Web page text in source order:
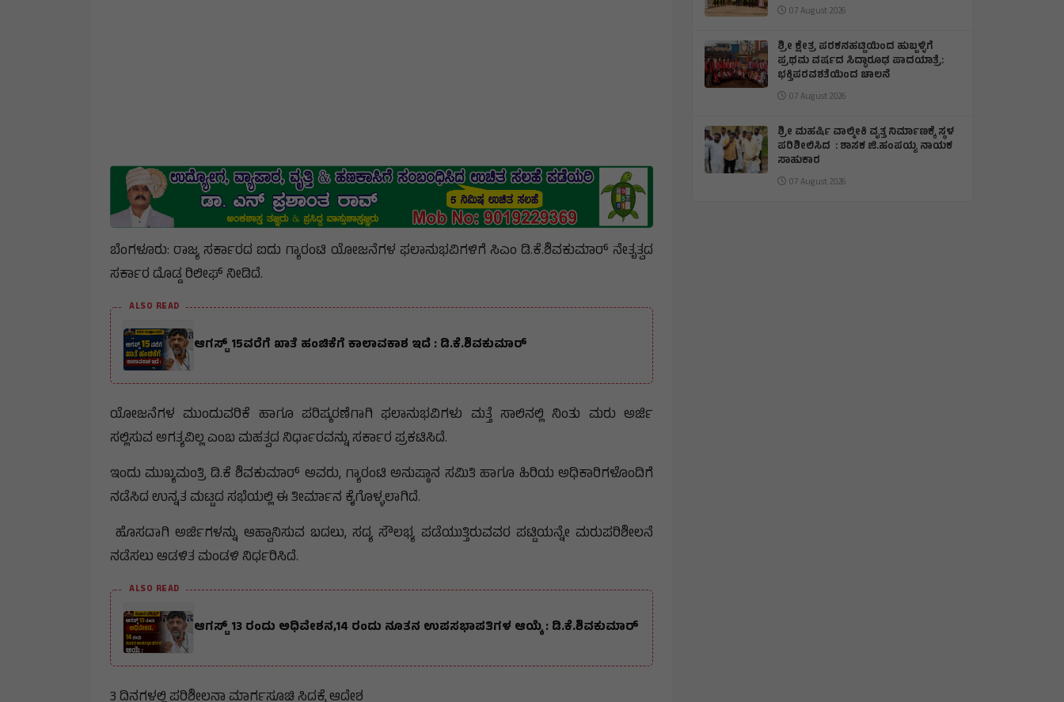
ಬೆಂಗಳೂರು: ರಾಜ್ಯ ಸರ್ಕಾರದ ಐದು ಗ್ಯಾರಂಟಿ ಯೋಜನೆಗಳ ಫಲಾನುಭವಿಗಳಿಗೆ ಸಿಎಂ ಡಿ.ಕೆ.ಶಿವಕುಮಾರ್ ನೇತೃತ್ವದ
ಸರ್ಕಾರ ದೊಡ್ಡ ರಿಲೀಫ್ ನೀಡಿದೆ.
ALSO READ
ಆಗಸ್ಟ್ 15ವರೆಗೆ ಖಾತೆ ಹಂಚಿಕೆಗೆ ಕಾಲಾವಕಾಶ ಇದೆ : ಡಿ.ಕೆ.ಶಿವಕುಮಾರ್
ಯೋಜನೆಗಳ ಮುಂದುವರಿಕೆ ಹಾಗೂ ಪರಿಷ್ಕರಣೆಗಾಗಿ ಫಲಾನುಭವಿಗಳು ಮತ್ತೆ ಸಾಲಿನಲ್ಲಿ ನಿಂತು ಮರು ಅರ್ಜಿ
ಸಲ್ಲಿಸುವ ಅಗತ್ಯವಿಲ್ಲ ಎಂಬ ಮಹತ್ವದ ನಿರ್ಧಾರವನ್ನು ಸರ್ಕಾರ ಪ್ರಕಟಿಸಿದೆ.
ಇಂದು ಮುಖ್ಯಮಂತ್ರಿ ಡಿ.ಕೆ ಶಿವಕುಮಾರ್ ಅವರು, ಗ್ಯಾರಂಟಿ ಅನುಷ್ಠಾನ ಸಮಿತಿ ಹಾಗೂ ಹಿರಿಯ ಅಧಿಕಾರಿಗಳೊಂದಿಗೆ
ನಡೆಸಿದ ಉನ್ನತ ಮಟ್ಟದ ಸಭೆಯಲ್ಲಿ ಈ ತೀರ್ಮಾನ ಕೈಗೊಳ್ಳಲಾಗಿದೆ.
ಹೊಸದಾಗಿ ಅರ್ಜಿಗಳನ್ನು ಆಹ್ವಾನಿಸುವ ಬದಲು, ಸದ್ಯ ಸೌಲಭ್ಯ ಪಡೆಯುತ್ತಿರುವವರ ಪಟ್ಟಿಯನ್ನೇ ಮರುಪರಿಶೀಲನೆ
ನಡೆಸಲು ಆಡಳಿತ ಮಂಡಳಿ ನಿರ್ಧರಿಸಿದೆ.
ALSO READ
ಆಗಸ್ಟ್ 13 ರಂದು ಅಧಿವೇಶನ,14 ರಂದು ನೂತನ ಉಪಸಭಾಪತಿಗಳ ಆಯ್ಕೆ : ಡಿ.ಕೆ.ಶಿವಕುಮಾರ್
07 August 2026
​ಶ್ರೀ ಕ್ಷೇತ್ರ ಪರಕನಹಟ್ಟಿಯಿಂದ ಹುಬ್ಬಳ್ಳಿಗೆ
ಪ್ರಥಮ ವರ್ಷದ ಸಿದ್ಧಾರೂಢ ಪಾದಯಾತ್ರೆ:
ಭಕ್ತಿಪರವಶತೆಯಿಂದ ಚಾಲನೆ
07 August 2026
ಶ್ರೀ ಮಹರ್ಷಿ ವಾಲ್ಮೀಕಿ ವೃತ್ತ ನಿರ್ಮಾಣಕ್ಕೆ ಸ್ಥಳ
ಪರಿಶೀಲಿಸಿದ : ಶಾಸಕ ಜಿ.ಹಂಪಯ್ಯ ನಾಯಕ
ಸಾಹುಕಾರ
07 August 2026